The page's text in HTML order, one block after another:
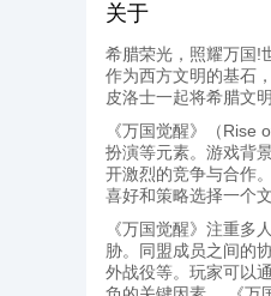
关于
希腊荣光，照耀万国!
作为西方文明的基石
皮洛士一起将希腊文
《万国觉醒》（
扮演等元素。游戏背
开激烈的竞争与合作
喜好和策略选择一个
《万国觉醒》注重
胁。同盟成员之间的
外战役等。玩家可以